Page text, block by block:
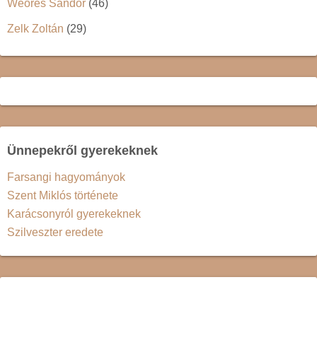
Weöres Sándor (46)
Zelk Zoltán (29)
Ünnepekről gyerekeknek
Farsangi hagyományok
Szent Miklós története
Karácsonyról gyerekeknek
Szilveszter eredete